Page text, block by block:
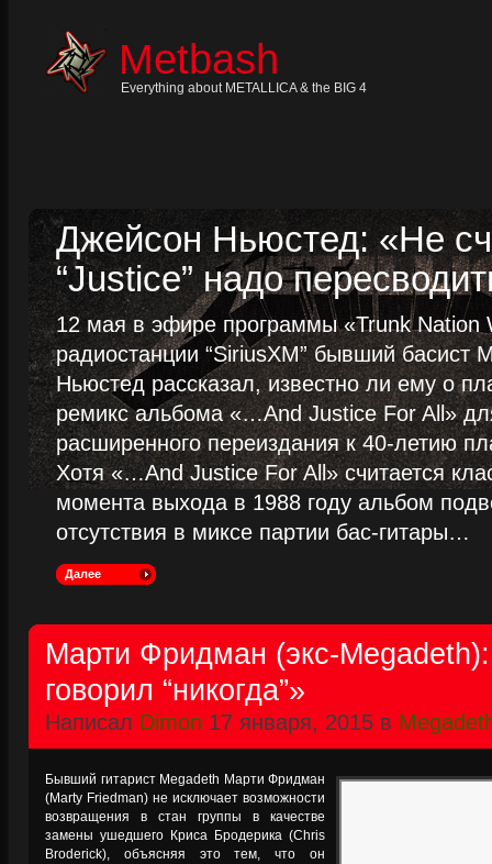
Metbash
Everything about METALLICA & the BIG 4
Джейсон Ньюстед: «Не
“Justice” надо
12 мая в эфире программы «Trunk Nation
радиостанции “SiriusXM” бывший басист
Ньюстед рассказал, известно ли ему о
ремикс альбома «…And Justice For All»
расширенного переиздания к 40-летию
Хотя «…And Justice For All» считается
момента выхода в 1988 году альбом
отсутствия в миксе партии бас-гитары…
Далее
Марти Фридман (экс-
говорил “никогда”»
Написал Dimon 17 января, 2015 в
Бывший гитарист Megadeth Марти Фридман
(Marty Friedman) не исключает возможности
возвращения в стан группы в качестве
замены ушедшего Криса Бродерика (Chris
Broderick), объясняя это тем, что он